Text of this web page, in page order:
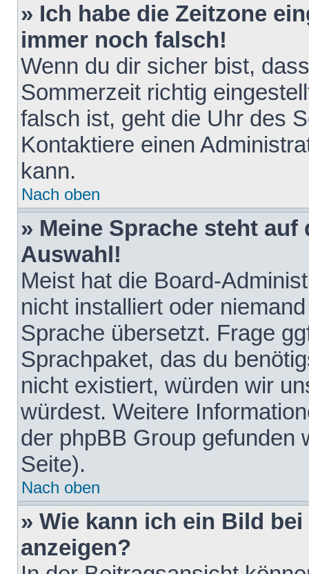
» Ich habe die Zeitzone
immer noch falsch!
Wenn du dir sicher bist,
Sommerzeit richtig
falsch ist, geht die Uhr des
Kontaktiere einen
kann.
Nach oben
» Meine Sprache steht
Auswahl!
Meist hat die Board-
nicht installiert oder
Sprache übersetzt. Frage
Sprachpaket, das du
nicht existiert, würden wir
würdest. Weitere
der phpBB Group gefunden
Seite).
Nach oben
» Wie kann ich ein Bild
anzeigen?